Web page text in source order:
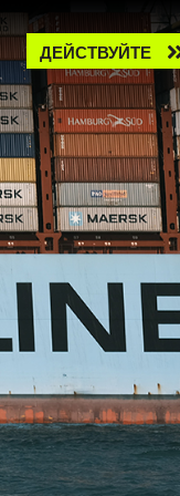
Take
action
ДЕЙСТВУЙТЕ